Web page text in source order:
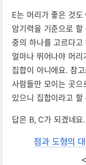
E는 머리가 좋은 것도
암기력을 기준으로 할
중의 하나를 고르다고
얼마나 뛰어나야 머리
집합이 아니에요. 참
사람들만 모이는 곳으
있으니 집합이라고 할
답은 B, C가 되겠네요.
점과 도형의